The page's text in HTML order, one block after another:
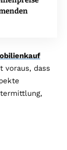
voraus, dass